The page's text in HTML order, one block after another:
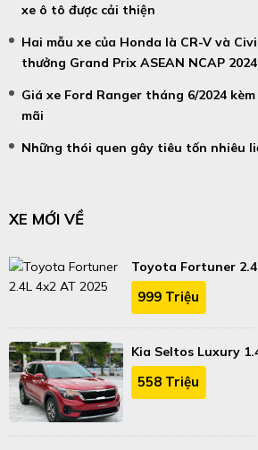
xe ô tô được cải thiện
Hai mẫu xe của Honda là CR-V và
thưởng Grand Prix ASEAN NCAP 2024
Giá xe Ford Ranger tháng 6/2024
mãi
Những thói quen gây tiêu tốn nhiêu
XE MỚI VỀ
Toyota Fortuner
999 Triệu
Kia Seltos Luxury
558 Triệu